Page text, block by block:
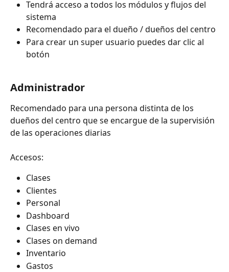
Tendrá acceso a todos los módulos y flujos del
sistema
Recomendado para el dueño / dueños del centro
Para crear un super usuario puedes dar clic al
botón
Administrador
Recomendado para una persona distinta de los
dueños del centro que se encargue de la supervisión
de las operaciones diarias
Accesos:
Clases
Clientes
Personal
Dashboard
Clases en vivo
Clases on demand
Inventario
Gastos